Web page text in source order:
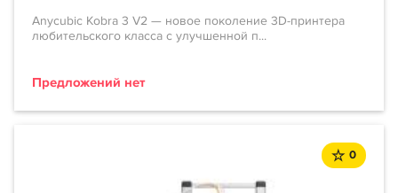
Anycubic Kobra 3 V2 — новое поколение 3D-принтера
любительского класса с улучшенной п...
Предложений нет
0